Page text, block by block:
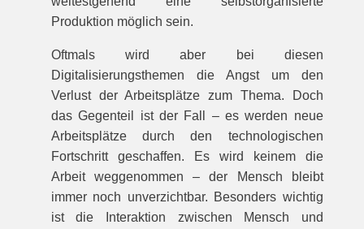
Produktion möglich sein.
Oftmals wird aber bei diesen
Digitalisierungsthemen die Angst um den
Verlust der Arbeitsplätze zum Thema. Doch
das Gegenteil ist der Fall – es werden neue
Arbeitsplätze durch den technologischen
Fortschritt geschaffen. Es wird keinem die
Arbeit weggenommen – der Mensch bleibt
immer noch unverzichtbar. Besonders wichtig
ist die Interaktion zwischen Mensch und